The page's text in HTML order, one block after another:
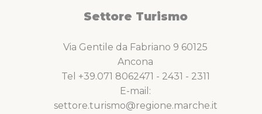
Settore Turismo
Via Gentile da Fabriano 9 60125
Ancona
Tel +39.071 8062471 - 2431 - 2311
E-mail:
settore.turismo@regione.marche.it